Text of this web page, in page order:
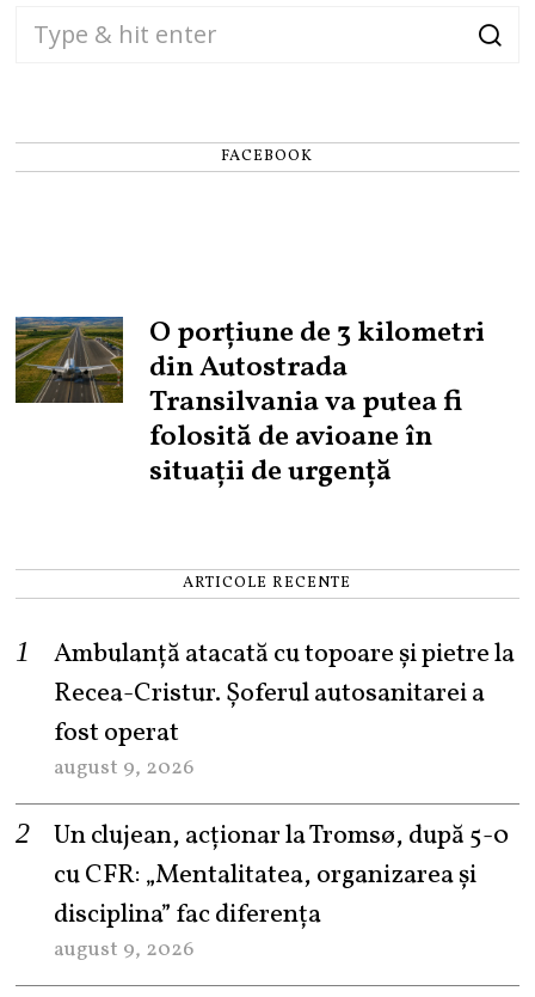
FACEBOOK
O porțiune de 3 kilometri
din Autostrada
Transilvania va putea fi
folosită de avioane în
situații de urgență
ARTICOLE RECENTE
Ambulanță atacată cu topoare și pietre la
Recea-Cristur. Șoferul autosanitarei a
fost operat
august 9, 2026
Un clujean, acționar la Tromsø, după 5-0
cu CFR: „Mentalitatea, organizarea și
disciplina” fac diferența
august 9, 2026